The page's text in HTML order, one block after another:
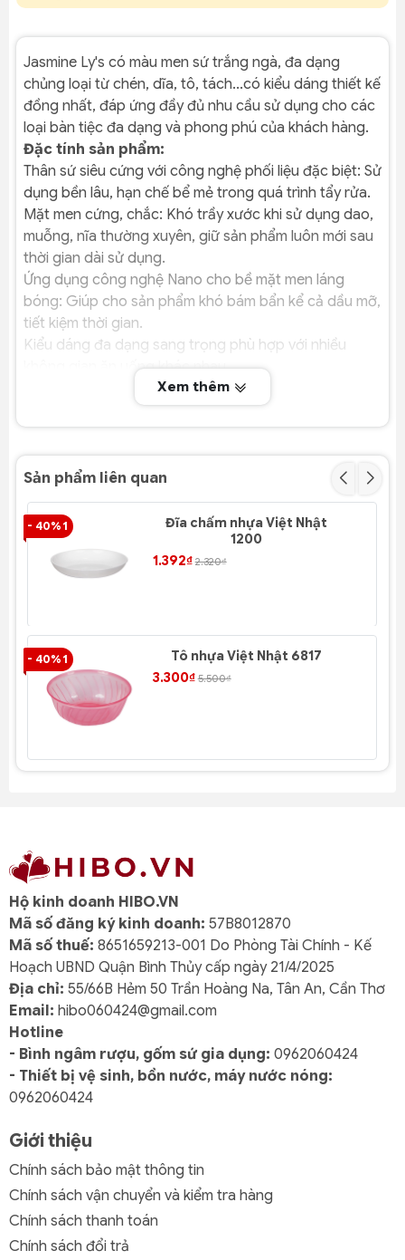
Jasmine Ly's có màu men sứ trắng ngà, đa dạng
chủng loại từ chén, dĩa, tô, tách...có kiểu dáng thiết kế
đồng nhất, đáp ứng đầy đủ nhu cầu sử dụng cho các
loại bàn tiệc đa dạng và phong phú của khách hàng.
Đặc tính sản phẩm:
Thân sứ siêu cứng với công nghệ phối liệu đặc biệt: Sử
dụng bền lâu, hạn chế bể mẻ trong quá trình tẩy rửa.
Mặt men cứng, chắc: Khó trầy xước khi sử dụng dao,
muỗng, nĩa thường xuyên, giữ sản phẩm luôn mới sau
thời gian dài sử dụng.
Ứng dụng công nghệ Nano cho bề mặt men láng
bóng: Giúp cho sản phẩm khó bám bẩn kể cả dầu mỡ,
tiết kiệm thời gian.
Kiểu dáng đa dạng sang trọng phù hợp với nhiều
không gian ăn uống khác nhau.
Độ sốc nhiệt cao (có thể sử dụng từ nóng sang lạnh
và ngược lại với độ sốc nhiệt từ 0 đến 200 độ C).
Xem thêm
Sản phẩm liên quan
- 40% 1
Đĩa chấm nhựa Việt Nhật
1200
1.392₫ 2.320₫
- 40% 1
Tô nhựa Việt Nhật 6817
3.300₫ 5.500₫
Hộ kinh doanh HIBO.VN
Mã số đăng ký kinh doanh: 57B8012870
Mã số thuế: 8651659213-001 Do Phòng Tài Chính - Kế
Hoạch UBND Quận Bình Thủy cấp ngày 21/4/2025
Địa chỉ: 55/66B Hẻm 50 Trần Hoàng Na, Tân An, Cần Thơ
Email: hibo060424@gmail.com
Hotline
- Bình ngâm rượu, gốm sứ gia dụng: 0962060424
- Thiết bị vệ sinh, bồn nước, máy nước nóng:
0962060424
Giới thiệu
Chính sách bảo mật thông tin
Chính sách vận chuyển và kiểm tra hàng
Chính sách thanh toán
Chính sách đổi trả